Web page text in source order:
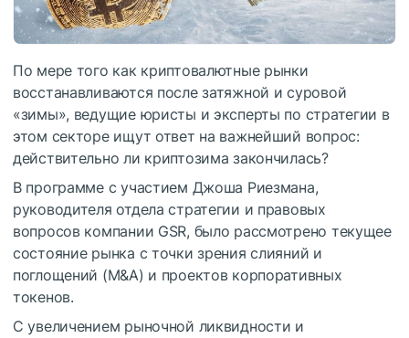
По мере того как криптовалютные рынки
восстанавливаются после затяжной и суровой
«зимы», ведущие юристы и эксперты по стратегии в
этом секторе ищут ответ на важнейший вопрос:
действительно ли криптозима закончилась?
В программе с участием Джоша Риезмана,
руководителя отдела стратегии и правовых
вопросов компании GSR, было рассмотрено текущее
состояние рынка с точки зрения слияний и
поглощений (M&A) и проектов корпоративных
токенов.
С увеличением рыночной ликвидности и